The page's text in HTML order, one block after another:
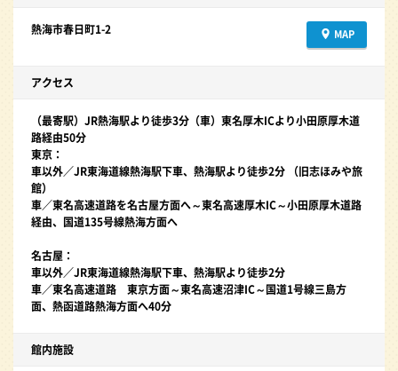
MAP
熱海市春日町1-2
アクセス
（最寄駅）JR熱海駅より徒歩3分（車）東名厚木ICより小田原厚木道
路経由50分
東京：
車以外／JR東海道線熱海駅下車、熱海駅より徒歩2分 （旧志ほみや旅
館）
車／東名高速道路を名古屋方面へ～東名高速厚木IC～小田原厚木道路
経由、国道135号線熱海方面へ
名古屋：
車以外／JR東海道線熱海駅下車、熱海駅より徒歩2分
車／東名高速道路 東京方面～東名高速沼津IC～国道1号線三島方
面、熱函道路熱海方面へ40分
館内施設